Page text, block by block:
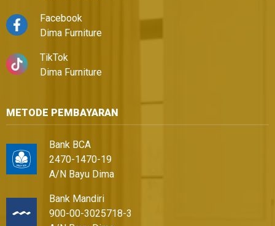
Facebook
Dima Furniture
TikTok
Dima Furniture
METODE PEMBAYARAN
Bank BCA
2470-1470-19
A/N Bayu Dima
Bank Mandiri
900-00-3025718-3